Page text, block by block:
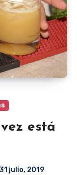
está
31 julio, 2019